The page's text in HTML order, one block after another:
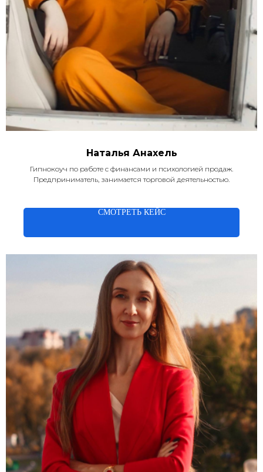
Наталья Анахель
Гипнокоуч по работе с финансами и психологией продаж.
Предприниматель, занимается торговой деятельностью.
СМОТРЕТЬ КЕЙС